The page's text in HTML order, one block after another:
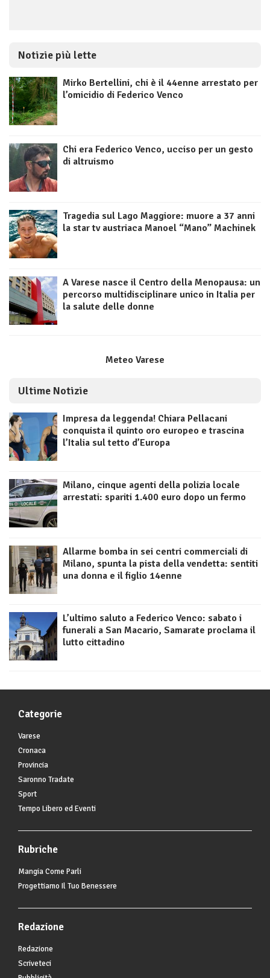
Notizie più lette
Mirko Bertellini, chi è il 44enne arrestato per
l’omicidio di Federico Venco
Chi era Federico Venco, ucciso per un gesto
di altruismo
Tragedia sul Lago Maggiore: muore a 37 anni
la star tv austriaca Manoel “Mano” Machinek
A Varese nasce il Centro della Menopausa: un
percorso multidisciplinare unico in Italia per
la salute delle donne
Meteo Varese
Ultime Notizie
Impresa da leggenda! Chiara Pellacani
conquista il quinto oro europeo e trascina
l’Italia sul tetto d’Europa
Milano, cinque agenti della polizia locale
arrestati: spariti 1.400 euro dopo un fermo
Allarme bomba in sei centri commerciali di
Milano, spunta la pista della vendetta: sentiti
una donna e il figlio 14enne
L’ultimo saluto a Federico Venco: sabato i
funerali a San Macario, Samarate proclama il
lutto cittadino
Categorie
Varese
Cronaca
Provincia
Saronno Tradate
Sport
Tempo Libero ed Eventi
Rubriche
Mangia Come Parli
Progettiamo Il Tuo Benessere
Redazione
Redazione
Scriveteci